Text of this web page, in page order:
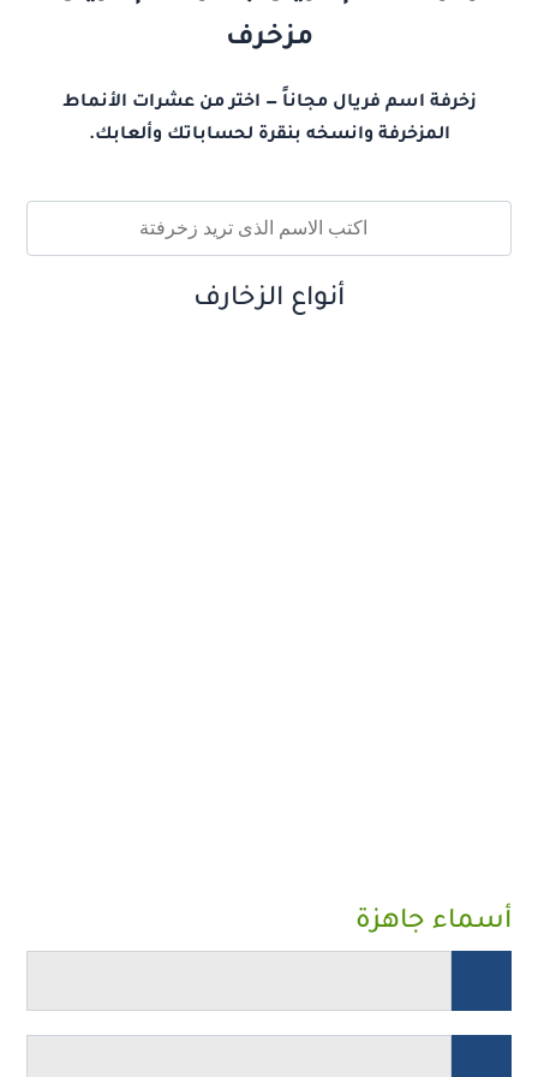
مزخرف
زخرفة اسم فريال مجاناً — اختر من عشرات الأنماط
المزخرفة وانسخه بنقرة لحساباتك وألعابك.
أنواع الزخارف
أسماء جاهزة